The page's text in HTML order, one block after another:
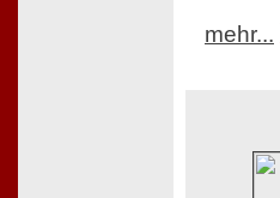
mehr...